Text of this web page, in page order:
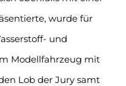
wurde für
und
Modellfahrzeug mit
Lob der Jury samt